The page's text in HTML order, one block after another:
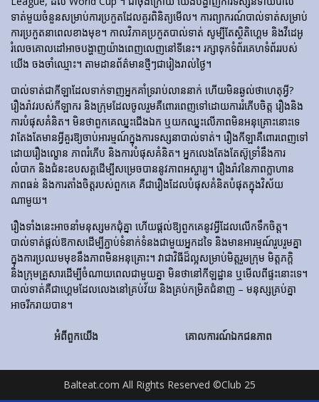
ទាត់មួយចំនួនសម្រាប់ការប្រកួតដែលគួរពិនិត្យមើល។ ការព្យាករណ៍បាល់ទាត់សម្រាប់
ការប្រកួតនាពេលខាងមុខ។ កាលវិភាគប្រកួតបាល់ទាត់ សូម្បីតែស្ថិតិហ្គេម និងវីដេអូ
រំលេចគោលដៅអាចបង្ហាញយ៉ាងពេញលេញនៅទីនេះ។ រក្សាទុកទំព័រគេហទំព័ររបស់
យើង ចងចាំឈ្មោះ។ តាមដានព័ត៌មានថ្មីៗជារៀងរាល់ថ្ងៃ។
បាល់ទាត់​ជា​កីឡា​ដែល​ទាក់​ទាញ​អ្នក​គាំទ្រ​រាប់​លាន​នាក់ ហើយ​មិន​ឆ្ងល់​ថា​ហេតុអ្វី?
រឿងរ៉ាវ​របស់​កីឡាករ និង​ក្រុម​ដែល​ចូលរួម​គឺ​ពោរពេញ​ទៅ​ដោយ​ការ​រំភើប​ចិត្ត រឿង​និង​
ការ​បំផុស​គំនិត។ មិនថាពួកគេឈ្នះជើងឯក ឬយកឈ្នះលើភាពមិនអនុគ្រោះនោះទេ
វាតែងតែមានអ្វីគួរឱ្យចាប់អារម្មណ៍ក្នុងការទស្សនាបាល់ទាត់។ រឿង​កីឡា​គឺ​ពោរពេញ​ទៅ​
ដោយ​រឿង​ល្ខោន ភាព​រំភើប និង​ការ​បំផុស​គំនិត។ អ្នកលេងតែងតែស៊ូទ្រាំនឹងការ
លំបាក និងជំនះឧបសគ្គដើម្បីសម្រេចបាននូវភាពអស្ចារ្យ។ រឿងរ៉ាវនៃភាពក្លាហាន
ភាពធន់ និងការតាំងចិត្តរបស់ពួកគេ គឺជារឿងដែលបំផុសគំនិតបំផុតក្នុងវិស័យ
ណាមួយ។
រឿងទាំងនេះអាចនាំមនុស្សមកជុំគ្នា ហើយផ្តល់ឱ្យពួកគេនូវអ្វីដែលលើកទឹកចិត្ត។
បាល់ទាត់ផ្តល់ឱកាសដើម្បីភ្ជាប់ទំនាក់ទំនងជាមួយអ្នកដទៃ និងមានអារម្មណ៍រួបរួមគ្នា
ក្នុងការប្រឈមមុខនឹងភាពមិនអនុគ្រោះ។ វាជាវិធីដ៏ល្អសម្រាប់មិត្តរួមក្រុម មិត្តភក្តិ
និងក្រុមគ្រួសារដើម្បីចំណាយពេលជាមួយគ្នា មិនថានៅកីឡដ្ឋាន ឬមើលពីផ្ទះនោះទេ។
បាល់ទាត់គឺជាហ្គេមដែលលេងនៅគ្រប់វ័យ និងគ្រប់កម្រិតជំនាញ – មនុស្សគ្រប់គ្នា
អាចរីករាយបាន។
អំពីពួកយើង គោលការណ៍ឯកជនភាព
Balteat.com All Rights Reserved ©Club 25